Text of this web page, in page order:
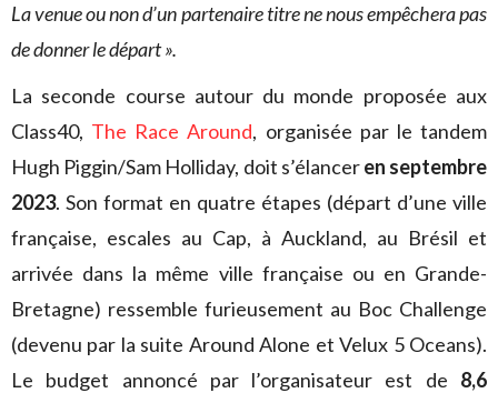
La venue ou non d’un partenaire titre ne nous empêchera pas
de donner le départ ».
La seconde course autour du monde proposée aux
Class40, The Race Around, organisée par le tandem
Hugh Piggin/Sam Holliday, doit s’élanceren septembre
2023. Son format en quatre étapes (départ d’une ville
française, escales au Cap, à Auckland, au Brésil et
arrivée dans la même ville française ou en Grande-
Bretagne) ressemble furieusement au Boc Challenge
(devenu par la suite Around Alone et Velux 5 Oceans).
Le budget annoncé par l’organisateur est de 8,6